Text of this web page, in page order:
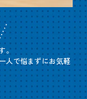
。
人で悩まずにお気軽